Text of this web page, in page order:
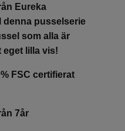
Eureka
denna pusselserie
som alla är
eget lilla vis!
FSC certifierat
7år